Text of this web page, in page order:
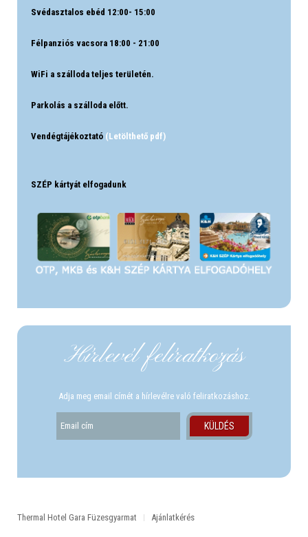
Svédasztalos ebéd 12:00- 15:00
Félpanziós vacsora 18:00 - 21:00
WiFi a szálloda teljes területén.
Parkolás a szálloda előtt.
Vendégtájékoztató (Letölthető pdf)
SZÉP kártyát elfogadunk
Hírlevél felíratkozás
Adja meg email címét a hírlevélre való feliratkozáshoz.
Thermal Hotel Gara Füzesgyarmat Ajánlatkérés